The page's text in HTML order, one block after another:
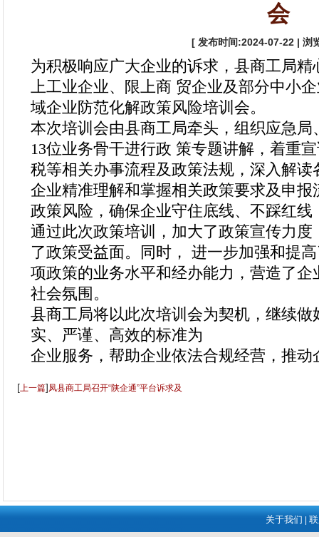
会
[ 发布时间:2024-07-22 | 浏
为积极响应广大企业的诉求，县商工局
上工业企业、限上商 贸企业及部分中小
域企业防范化解政策风险培训会。
本次培训会由县商工局牵头，组织应急
13位业务骨干进行政 策专题讲解，着重
税等相关办事流程及政策法规，深入解
企业精准理解和掌握相关政策要求及申
政策风险，确保企业守住底线、不踩红线
通过此次政策培训，加大了政策宣传力
了政策受益面。同时， 进一步加强和提
项政策的业务水平和经办能力，营造了
社会氛围。
县商工局将以此次培训会为契机，继续
实、严谨、高效的标准为
企业服务，帮助企业依法合规经营，推动
[上一篇]凤县商工局召开“陕企通”平台诉求及
关于我们